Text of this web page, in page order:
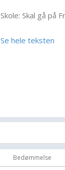
Skole: Skal gå på
Interesse ved
Se hele teksten
Bedømmelse